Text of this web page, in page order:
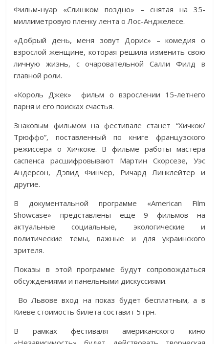
Фильм-нуар «Слишком поздно» – снятая на 35-
миллиметровую пленку лента о Лос-Анджелесе.
«Добрый день, меня зовут Дорис» – комедия о
взрослой женщине, которая решила изменить свою
личную жизнь, с очаровательной Салли Филд в
главной роли.
«Король Джек» фильм о взрослении 15-летнего
парня и его поисках счастья.
Знаковым фильмом на фестивале станет “Хичкок/
Трюффо”, поставленный по книге французского
режиссера о Хичкоке. В фильме работы мастера
саспенса расшифровывают Мартин Скорсезе, Уэс
Андерсон, Дэвид Финчер, Ричард Линклейтер и
другие.
В документальной программе «American Film
Showcase» представлены еще 9 фильмов на
актуальные социальные, экологические и
политические темы, важные и для украинского
зрителя.
Показы в этой программе будут сопровождаться
обсуждениями и панельными дискуссиями.
Во Львове вход на показ будет бесплатным, а в
Киеве стоимость билета составит 5 грн.
В рамках фестиваля американского кино